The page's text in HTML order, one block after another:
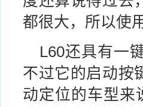
都很大，所以使
L60还具有一
不过它的启动按
动定位的车型来